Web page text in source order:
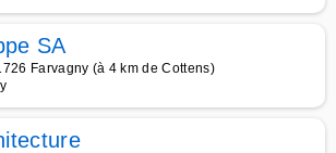
SA
Farvagny (à 4 km de Cottens)